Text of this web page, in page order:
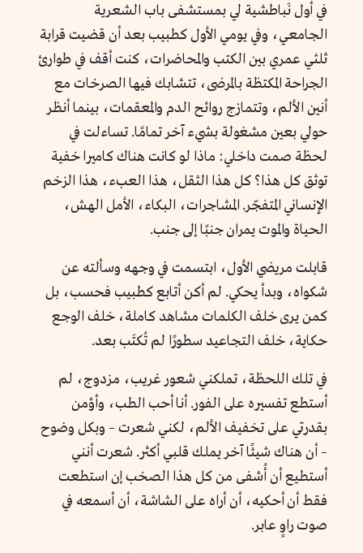
في أول نَباطشية لي بمستشفى باب الشعرية
الجامعي، وفي يومي الأول كطبيب بعد أن قضيت قرابة
ثلثي عمري بين الكتب والمحاضرات، كنت أقف في طوارئ
الجراحة المكتظة بالمرضى، تتشابك فيها الصرخات مع
أنين الألم، وتتمازج روائح الدم والمعقمات، بينما أنظر
حولي بعين مشغولة بشيء آخر تمامًا. تساءلت في
لحظة صمت داخلي: ماذا لو كانت هناك كاميرا خفية
توثق كل هذا؟ كل هذا الثقل، هذا العبء، هذا الزخم
الإنساني المتفجّر. المشاجرات، البكاء، الأمل الهش،
الحياة والموت يمران جنبًا إلى جنب.
قابلت مريضي الأول، ابتسمت في وجهه وسألته عن
شكواه، وبدأ يحكي. لم أكن أتابع كطبيب فحسب، بل
كمن يرى خلف الكلمات مشاهد كاملة، خلف الوجع
حكاية، خلف التجاعيد سطورًا لم تُكتَب بعد.
في تلك اللحظة، تملكني شعور غريب، مزدوج، لم
أستطع تفسيره على الفور. أنا أحب الطب، وأؤمن
بقدرتي على تخفيف الألم، لكني شعرت – وبكل وضوح
– أن هناك شيئًا آخر يملك قلبي أكثر. شعرت أنني
أستطيع أن أُشفى من كل هذا الصخب إن استطعت
فقط أن أحكيه، أن أراه على الشاشة، أن أسمعه في
صوت راوٍ عابر.